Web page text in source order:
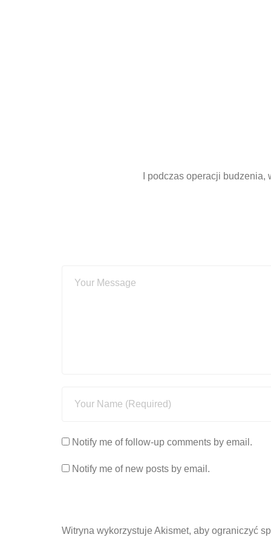
I podczas operacji
Notify me of follow-up comments by email.
Notify me of new posts by email.
Witryna wykorzystuje Akismet, aby ograniczyć